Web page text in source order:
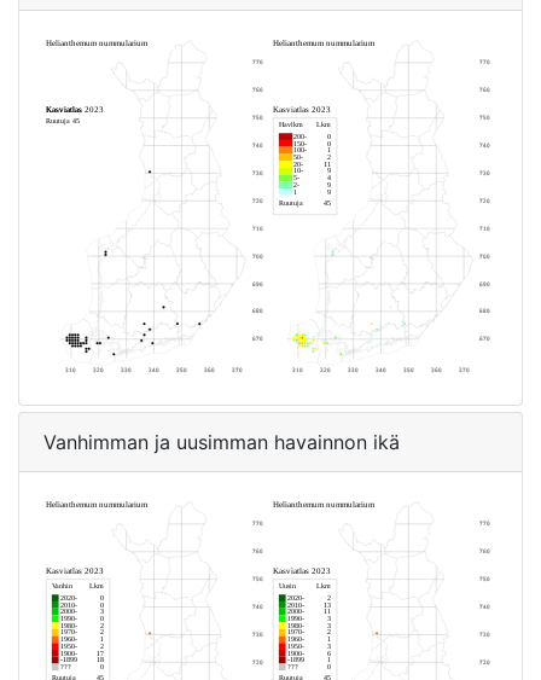
Vanhimman ja uusimman havainnon ikä